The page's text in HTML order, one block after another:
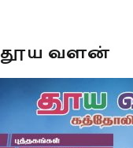
தூய வளன்